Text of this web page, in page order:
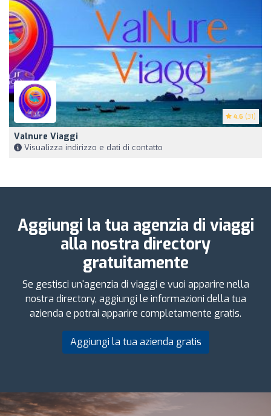
4.6 (31)
Valnure Viaggi
Visualizza indirizzo e dati di contatto
Aggiungi la tua agenzia di viaggi
alla nostra directory
gratuitamente
Se gestisci un'agenzia di viaggi e vuoi apparire nella
nostra directory, aggiungi le informazioni della tua
azienda e potrai apparire completamente gratis.
Aggiungi la tua azienda gratis